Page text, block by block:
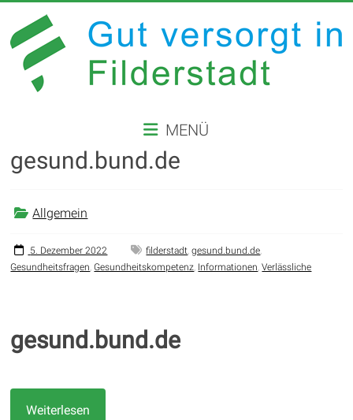
Inhalt
springen
VERSORGT
IN
FILDERSTADT
der
Stadt
MENÜ
gesund.bund.de
Allgemein
5. Dezember 2022 filderstadt,gesund.bund.de,
Gesundheitsfragen,Gesundheitskompetenz, Informationen,Verlässliche
gesund.bund.de
Weiterlesen